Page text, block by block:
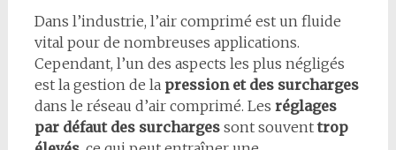
Dans l’industrie, l’air comprimé est un fluide
vital pour de nombreuses applications.
Cependant, l’un des aspects les plus négligés
est la gestion de la pression et des surcharges
dans le réseau d’air comprimé. Les réglages
par défaut des surchargessont souventtrop